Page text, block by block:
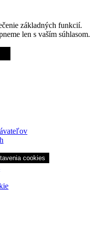
základných funkcií.
len s vaším súhlasom.
cookies